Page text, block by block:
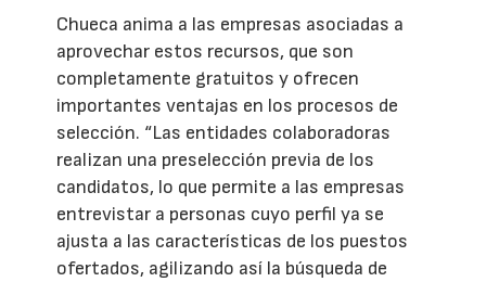
Chueca anima a las empresas asociadas a
aprovechar estos recursos, que son
completamente gratuitos y ofrecen
importantes ventajas en los procesos de
selección. “Las entidades colaboradoras
realizan una preselección previa de los
candidatos, lo que permite a las empresas
entrevistar a personas cuyo perfil ya se
ajusta a las características de los puestos
ofertados, agilizando así la búsqueda de